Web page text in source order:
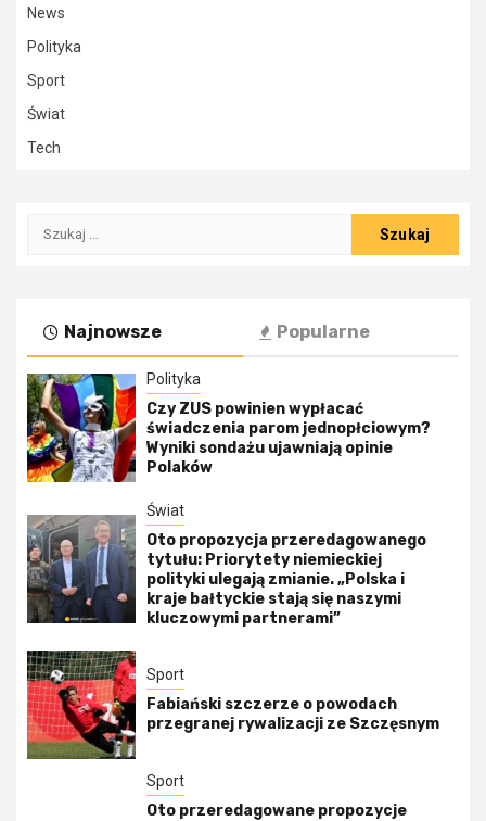
News
Polityka
Sport
Świat
Tech
Szukaj:
Najnowsze Popularne
Polityka
Czy ZUS powinien wypłacać
świadczenia parom jednopłciowym?
Wyniki sondażu ujawniają opinie
Polaków
Świat
Oto propozycja przeredagowanego
tytułu: Priorytety niemieckiej
polityki ulegają zmianie. „Polska i
kraje bałtyckie stają się naszymi
kluczowymi partnerami”
Sport
Fabiański szczerze o powodach
przegranej rywalizacji ze Szczęsnym
Sport
Oto przeredagowane propozycje